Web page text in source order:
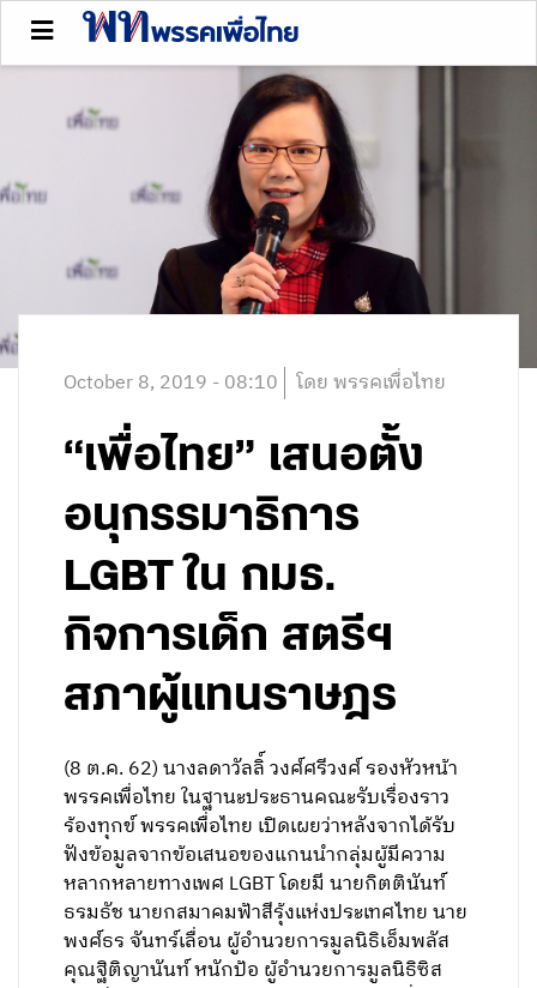
October 8, 2019 - 08:10 โดย พรรคเพื่อไทย
“เพื่อไทย” เสนอตั้ง
อนุกรรมาธิการ
LGBT ใน กมธ.
กิจการเด็ก สตรีฯ
สภาผู้แทนราษฎร
(8 ต.ค. 62) นางลดาวัลลิ์ วงศ์ศรีวงศ์ รองหัวหน้า
พรรคเพื่อไทย ในฐานะประธานคณะรับเรื่องราว
ร้องทุกข์ พรรคเพื่อไทย เปิดเผยว่าหลังจากได้รับ
ฟังข้อมูลจากข้อเสนอของแกนนำกลุ่มผู้มีความ
หลากหลายทางเพศ LGBT โดยมี นายกิตตินันท์
ธรมธัช นายกสมาคมฟ้าสีรุ้งแห่งประเทศไทย นาย
พงศ์ธร จันทร์เลื่อน ผู้อำนวยการมูลนิธิเอ็มพลัส
คุณฐิติญานันท์ หนักป้อ ผู้อำนวยการมูลนิธิซิส